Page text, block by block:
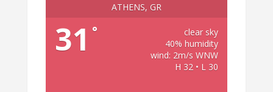
ATHENS, GR
31 °
clear sky
40% humidity
wind: 2m/s WNW
H 32 • L 30